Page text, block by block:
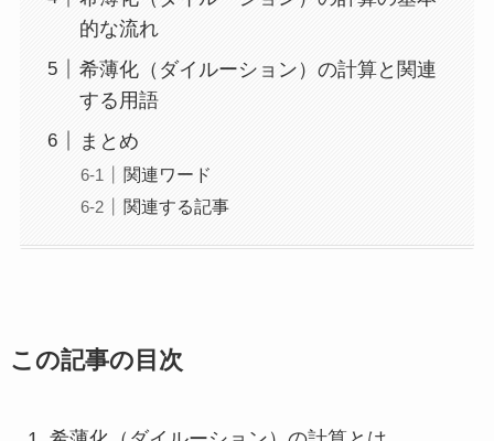
的な流れ
希薄化（ダイルーション）の計算と関連
する用語
まとめ
関連ワード
関連する記事
この記事の目次